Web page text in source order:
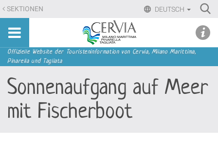
Direkt
zum
Inhalt
Direkt
zur
Navigation
DEUTSCH
SEKTIONEN
Sito
turistico
ufficiale
Milano
Marittima,
Pinarella,
Tagliata
Sektionen
Offizielle Website der Touristeninformation von Cervia, Milano Marittima,
Pinarella und Tagliata
Sonnenaufgang auf Meer
mit Fischerboot
menu